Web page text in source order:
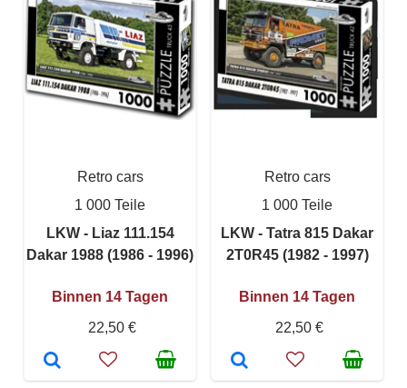
Retro cars
1 000 Teile
LKW - Liaz 111.154
Dakar 1988 (1986 - 1996)
Binnen 14 Tagen
22,50 €
Retro cars
1 000 Teile
LKW - Tatra 815 Dakar
2T0R45 (1982 - 1997)
Binnen 14 Tagen
22,50 €